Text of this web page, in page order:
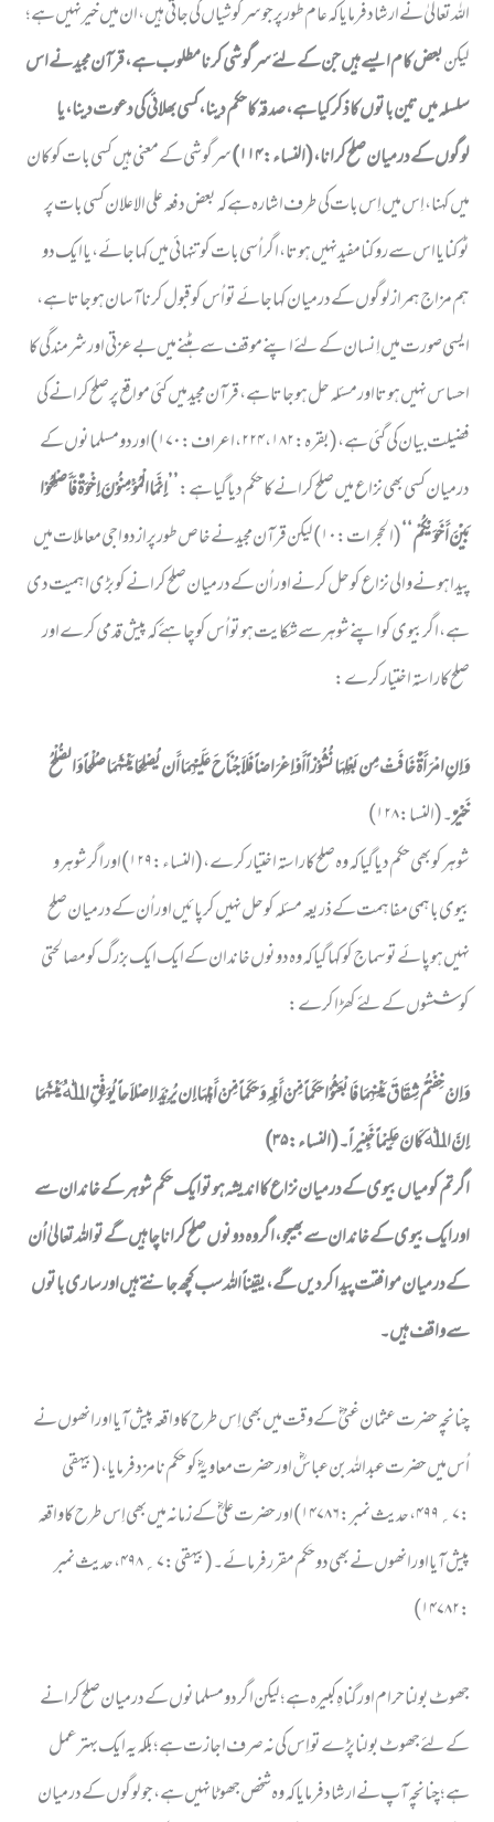
اللہ تعالیٰ نے ارشاد فرمایا کہ عام طورپر جو سرگوشیاں کی جاتی ہیں، ان میں خیر نہیں ہے؛
لیکنبعض کام ایسے ہیں جن کے لئے سرگوشی کرنا مطلوب ہے، قرآن مجید نے اس
سلسلہ میں تین باتوں کا ذکر کیا ہے، صدقہ کا حکم دینا، کسی بھلائی کی دعوت دینا، یا
لوگوں کے درمیان صلح کرانا، ( النساء : ۱۱۴)
سرگوشی کے معنی ہیں کسی بات کو کان
میں کہنا، اِس میں اِس بات کی طرف اشارہ ہے کہ بعض دفعہ علی الاعلان کسی بات پر
ٹوکنا یا اس سے روکنا مفید نہیں ہوتا، اگر اُسی بات کو تنہائی میں کہا جائے، یا ایک دو
ہم مزاج ہمراز لوگوں کے درمیان کہا جائے تو اُس کو قبول کرنا آسان ہوجاتا ہے،
ایسی صورت میں اِنسان کے لئے اپنے موقف سے ہٹنے میں بے عزتی اور شرمندگی کا
احساس نہیں ہوتا اور مسئلہ حل ہوجاتا ہے، قرآن مجید میں کئی مواقع پر صلح کرانے کی
فضیلت بیان کی گئی ہے، ( بقرہ : ۱۸۲ ، ۲۲۴ ، اعراف : ۱۷۰) اور دو مسلمانوں کے
درمیان کسی بھی نزاع میں صلح کرانے کا حکم دیا گیا ہے:’’إِنَّمَا الْمُؤْمِنُوْنَ إِخْوَۃٌ فَأَصْلِحُوْا
بَیْْنَ أَخَوَیْْکُمْ‘‘
( الحجرات : ۱۰) لیکن قرآن مجید نے خاص طورپر ازدواجی معاملات میں
پیدا ہونے والی نزاع کو حل کرنے اور اُن کے درمیان صلح کرانے کو بڑی اہمیت دی
ہے، اگر بیوی کو اپنے شوہر سے شکایت ہو تو اُس کو چاہئے کہ پیش قدمی کرے اور
صلح کا راستہ اختیار کرے:
وَ إِنِ امْرَأَۃٌ خَافَتْ مِن بَعْلِہَا نُشُوْزاً أَوْ إِعْرَاضاً فَلاَ جُنَاْحَ عَلَیْْہِمَا أَن یُصْلِحَا بَیْْنَہُمَا صُلْحاً وَالصُّلْحُ
خَیْْرٌ۔( النسا: ۱۲۸)
شوہر کو بھی حکم دیا گیا کہ وہ صلح کا راستہ اختیار کرے، ( النساء : ۱۲۹) اور اگر شوہر و
بیوی باہمی مفاہمت کے ذریعہ مسئلہ کو حل نہیں کر پائیں اوراُن کے درمیان صلح
نہیں ہو پائے تو سماج کو کہا گیا کہ وہ دونوں خاندان کے ایک ایک بزرگ کو مصالحتی
کوششوں کے لئے کھڑا کرے :
وَ إِنْ خِفْتُمْ شِقَاقَ بَیْْنِہِمَا فَابْعَثُوْا حَکَماً مِّنْ أَہْلِہِ وَحَکَماً مِّنْ أَہْلِہَا إِن یُرِیْدَا إِصْلاَحاً یُوَفِّقِ اﷲُ بَیْْنَہُمَا
إِنَّ اﷲَ کَانَ عَلِیْماً خَبِیْراً۔ (النساء : ۳۵)
اگر تم کو میاں بیوی کے درمیان نزاع کا اندیشہ ہو تو ایک حَکم شوہر کے خاندان سے
اور ایک بیوی کے خاندان سے بھیجو ، اگر وہ دونوں صلح کرانا چاہیں گے تو اللہ تعالیٰ اُن
کے درمیان موافقت پیدا کردیں گے ، یقیناًاللہ سب کچھ جانتے ہیں اور ساری باتوں
سے واقف ہیں ۔
چنانچہ حضرت عثمان غنیؓ کے وقت میں بھی اِس طرح کا واقعہ پیش آیا اور انھوں نے
اُس میں حضرت عبد اللہ بن عباسؓ اور حضرت معاویہؓ کو حَکم نامزد فرمایا ، ( بیہقی
: ۷؍۴۹۹ ، حدیث نمبر : ۱۴۷۸۶) اور حضرت علیؓ کے زمانہ میں بھی اِس طرح کا واقعہ
پیش آیا اور انھوں نے بھی دو حَکم مقرر فرمائے ۔ ( بیہقی : ۷؍۴۹۸ ، حدیث نمبر
:۱۴۷۸۲)
جھوٹ بولنا حرام اور گناہِ کبیرہ ہے؛ لیکن اگر دو مسلمانوں کے درمیان صلح کرانے
کے لئے جھوٹ بولنا پڑے تو اِس کی نہ صرف اجازت ہے؛ بلکہ یہ ایک بہتر عمل
ہے؛ چنانچہ آپ نے ارشاد فرمایا کہ وہ شخص جھوٹا نہیں ہے، جو لوگوں کے درمیان